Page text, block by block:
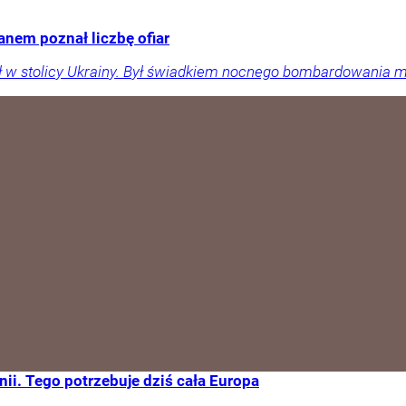
poznał liczbę ofiar
stolicy Ukrainy. Był świadkiem nocnego bombardowania
Tego potrzebuje dziś cała Europa